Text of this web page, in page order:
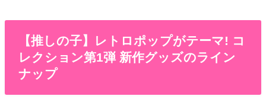
【推しの子】レトロポップがテーマ! コ
レクション第1弾 新作グッズのライン
ナップ